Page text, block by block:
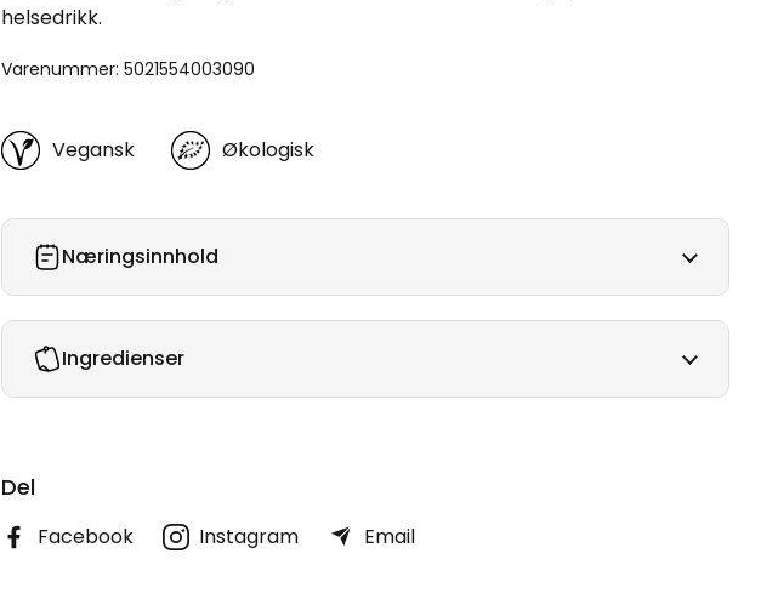
helsedrikk.
Varenummer: 5021554003090
Vegansk Økologisk
Næringsinnhold
Ingredienser
Del
Facebook Instagram Email